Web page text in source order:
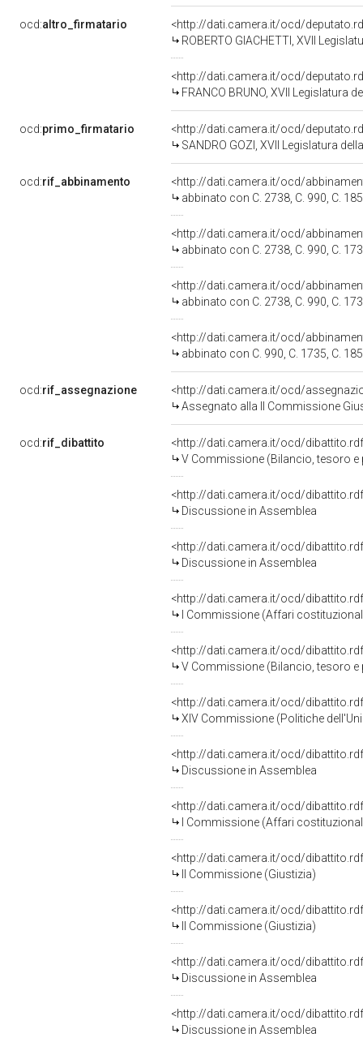
ocd:altro_firmatario
<http://dati.camera.it/ocd/
ROBERTO GIACHETTI, XVII
<http://dati.camera.it/ocd/
FRANCO BRUNO, XVII Legislatura
ocd:primo_firmatario
<http://dati.camera.it/ocd/
SANDRO GOZI, XVII Legislatura
ocd:rif_abbinamento
<http://dati.camera.it/ocd/
abbinato con C. 2738, C. 990, C.
<http://dati.camera.it/ocd/
abbinato con C. 2738, C. 990, C.
<http://dati.camera.it/ocd/
abbinato con C. 2738, C. 990, C.
<http://dati.camera.it/ocd/
abbinato con C. 990, C. 1735, C.
ocd:rif_assegnazione
<http://dati.camera.it/ocd/
Assegnato alla II Commissione
ocd:rif_dibattito
<http://dati.camera.it/ocd/
V Commissione (Bilancio, tesoro
<http://dati.camera.it/ocd/
Discussione in Assemblea
<http://dati.camera.it/ocd/
Discussione in Assemblea
<http://dati.camera.it/ocd/
I Commissione (Affari
<http://dati.camera.it/ocd/
V Commissione (Bilancio, tesoro
<http://dati.camera.it/ocd/
XIV Commissione (Politiche
<http://dati.camera.it/ocd/
Discussione in Assemblea
<http://dati.camera.it/ocd/
I Commissione (Affari
<http://dati.camera.it/ocd/
II Commissione (Giustizia)
<http://dati.camera.it/ocd/
II Commissione (Giustizia)
<http://dati.camera.it/ocd/
Discussione in Assemblea
<http://dati.camera.it/ocd/
Discussione in Assemblea